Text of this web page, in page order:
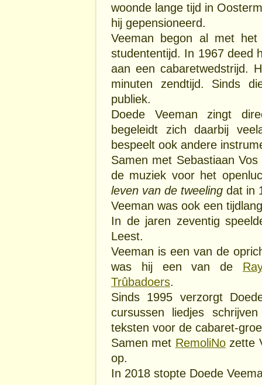
woonde lange tijd in
hij gepensioneerd.
Veeman begon al met
studententijd. In 1967 deed
aan een cabaretwedstrijd.
minuten zendtijd. Sinds
publiek.
Doede Veeman zingt
begeleidt zich daarbij
bespeelt ook andere
Samen met Sebastiaan
de muziek voor het
leven van de tweeling dat in
Veeman was ook een
In de jaren zeventig
Leest.
Veeman is een van de
was hij een van de
Trûbadoers.
Sinds 1995 verzorgt
cursussen liedjes
teksten voor de cabaret-
Samen met RemoliNozette
op.
In 2018 stopte Doede